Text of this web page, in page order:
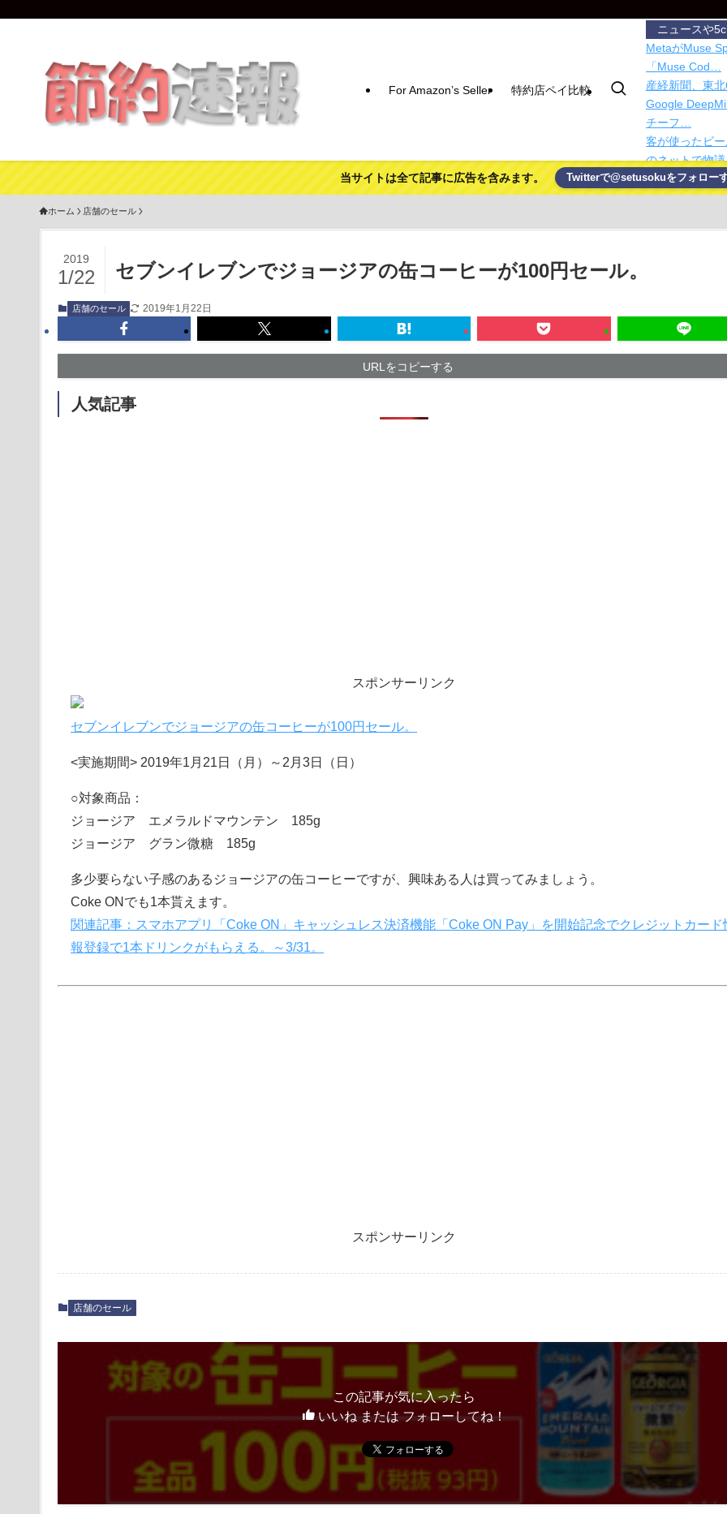
For Amazon’s Seller 特約店ペイ比較
ニュースや
MetaがMuse
「Muse Cod…
産経新聞、東
Google
チーフ…
客が使ったビ
のネットで物議
【悲報】食用
ｗｗ
「NVIDIAの
の市議とムス
当サイトは全て記事に広告を含みます。 Twitterで@setusokuをフォロー
ホーム 店舗のセール
セブンイレブンでジョージアの缶コーヒーが100円セール。
2019
1/22
店舗のセール 2019年1月22日
URLをコピーする
人気記事
スポンサーリンク
セブンイレブンでジョージアの缶コーヒーが100円セール。
<実施期間> 2019年1月21日（月）～2月3日（日）
○対象商品：
ジョージア エメラルドマウンテン 185g
ジョージア グラン微糖 185g
多少要らない子感のあるジョージアの缶コーヒーですが、興味ある人は買ってみましょう。
Coke ONでも1本貰えます。
関連記事：スマホアプリ「Coke ON」キャッシュレス決済機能「Coke ON Pay」を開始記念でクレジットカード
報登録で1本ドリンクがもらえる。～3/31。
スポンサーリンク
店舗のセール
この記事が気に入ったら
いいね または フォローしてね！